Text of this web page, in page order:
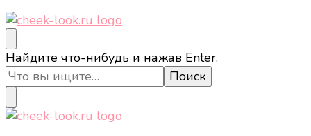
cheek-look.ru
Женский сайт о звездах и кино, а также трендах,
здоровом образе жизни, спорте, стиле, отдыхе и
еде.
Ищите
что-
то?
Найдите что-нибудь и нажав Enter.